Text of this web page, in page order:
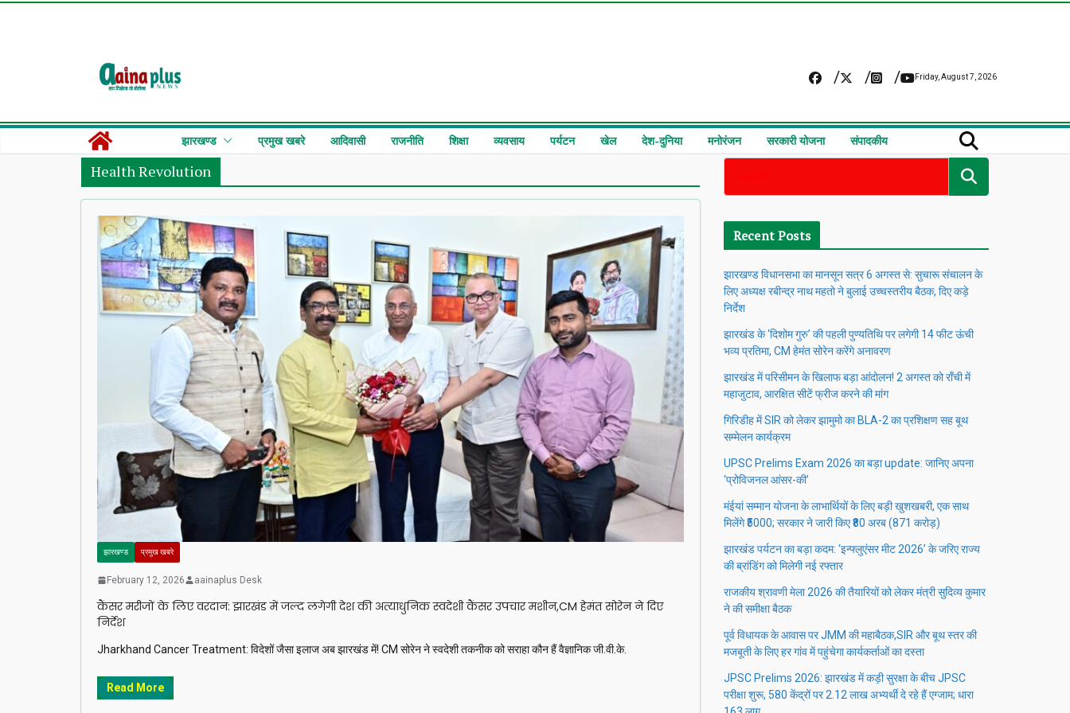
Friday, August 7, 2026
झारखण्ड प्रमुख खबरे आदिवासी राजनीति शिक्षा व्यवसाय पर्यटन खेल देश-दुनिया मनोरंजन सरकारी योजना संपादकीय
Health Revolution
झारखण्ड प्रमुख खबरे
February 12, 2026 aainaplus Desk
कैंसर मरीजों के लिए वरदान: झारखंड में जल्द लगेगी देश की अत्याधुनिक स्वदेशी कैंसर उपचार मशीन,CM हेमंत सोरेन ने दिए
निर्देश
Jharkhand Cancer Treatment: विदेशों जैसा इलाज अब झारखंड में! CM सोरेन ने स्वदेशी तकनीक को सराहा कौन हैं वैज्ञानिक जी.वी.के.
Read More
Recent Posts
झारखण्ड विधानसभा का मानसून सत्र 6 अगस्त से: सुचारू संचालन के
लिए अध्यक्ष रबीन्द्र नाथ महतो ने बुलाई उच्चस्तरीय बैठक, दिए कड़े
निर्देश
झारखंड के ‘दिशोम गुरु’ की पहली पुण्यतिथि पर लगेगी 14 फीट ऊंची
भव्य प्रतिमा, CM हेमंत सोरेन करेंगे अनावरण
झारखंड में परिसीमन के खिलाफ बड़ा आंदोलन! 2 अगस्त को राँची में
महाजुटाव, आरक्षित सीटें फ्रीज करने की मांग
गिरिडीह में SIR को लेकर झामुमो का BLA-2 का प्रशिक्षण सह बूथ
सम्मेलन कार्यक्रम
UPSC Prelims Exam 2026 का बड़ा update: जानिए अपना
‘प्रोविजनल आंसर-की’
मंईयां सम्मान योजना के लाभार्थियों के लिए बड़ी खुशखबरी, एक साथ
मिलेंगे ₹5000; सरकार ने जारी किए ₹80 अरब (871 करोड़)
झारखंड पर्यटन का बड़ा कदम: ‘इन्फ्लुएंसर मीट 2026’ के जरिए राज्य
की ब्रांडिंग को मिलेगी नई रफ्तार
राजकीय श्रावणी मेला 2026 की तैयारियों को लेकर मंत्री सुदिव्य कुमार
ने की समीक्षा बैठक
पूर्व विधायक के आवास पर JMM की महाबैठक,SIR और बूथ स्तर की
मजबूती के लिए हर गांव में पहुंचेगा कार्यकर्ताओं का दस्ता
JPSC Prelims 2026: झारखंड में कड़ी सुरक्षा के बीच JPSC
परीक्षा शुरू, 580 केंद्रों पर 2.12 लाख अभ्यर्थी दे रहे हैं एग्जाम; धारा